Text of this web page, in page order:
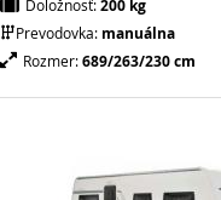
Doložnosť:200 kg
Prevodovka: manuálna
Rozmer:689/263/230 cm